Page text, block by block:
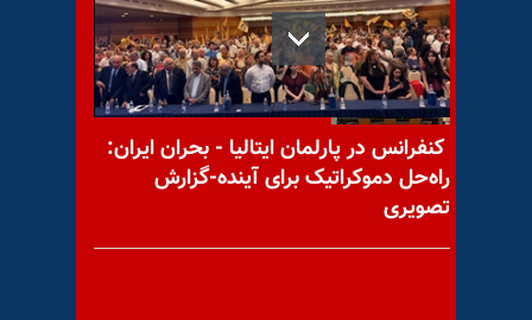
زمان خمینی
اعتصاب و اعتراض پرستاران و
سلماس و بجنورد
کنفرانس در پارلمان ایتالیا - بحران ایران:
راه‌حل دموکراتیک برای آینده-گزارش
تصویری